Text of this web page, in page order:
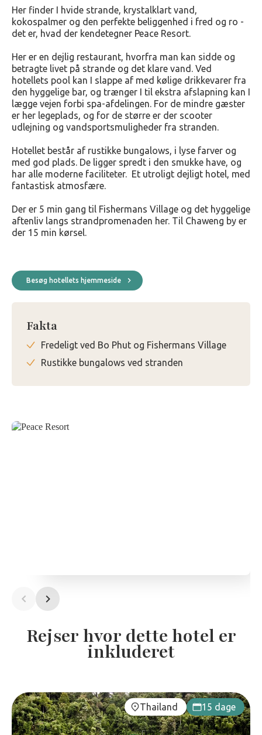
Her finder I hvide strande, krystalklart vand,
kokospalmer og den perfekte beliggenhed i fred og ro -
det er, hvad der kendetegner Peace Resort.
Her er en dejlig restaurant, hvorfra man kan sidde og
betragte livet på strande og det klare vand. Ved
hotellets pool kan I slappe af med kølige drikkevarer fra
den hyggelige bar, og trænger I til ekstra afslapning kan I
lægge vejen forbi spa-afdelingen. For de mindre gæster
er her legeplads, og for de større er der scooter
udlejning og vandsportsmuligheder fra stranden.
Hotellet består af rustikke bungalows, i lyse farver og
med god plads. De ligger spredt i den smukke have, og
har alle moderne faciliteter. Et utroligt dejligt hotel, med
fantastisk atmosfære.
Der er 5 min gang til Fishermans Village og det hyggelige
aftenliv langs strandpromenaden her. Til Chaweng by er
der 15 min kørsel.
Besøg hotellets hjemmeside
Fakta
Fredeligt ved Bo Phut og Fishermans Village
Rustikke bungalows ved stranden
Rejser hvor dette hotel er
inkluderet
Thailand 15 dage